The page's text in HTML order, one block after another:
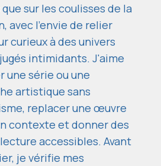
sur les coulisses de la
avec l'envie de relier
curieux à des univers
intimidants. J'aime
une série ou une
artistique sans
replacer une œuvre
contexte et donner des
accessibles. Avant
je vérifie mes